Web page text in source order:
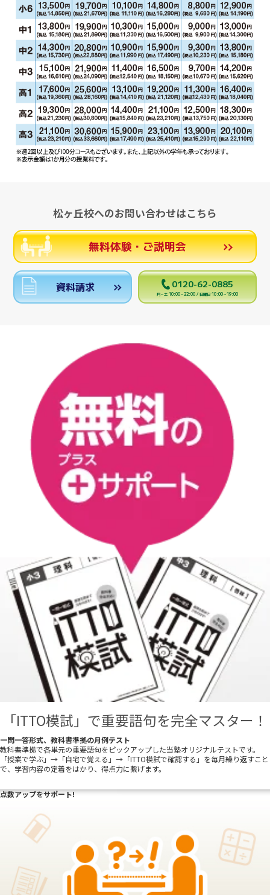
松ヶ丘校へのお問い合わせはこちら
無料体験・ご説明会
資料請求 0120-62-0885
月～土 10:00～22:00 / 日曜日 10:00～19:00
「ITTO模試」で重要語句を完全マスター！
一問一答形式、教科書準拠の月例テスト
教科書準拠で各単元の重要語句をピックアップした当塾オリジナルテストです。
「授業で学ぶ」→「自宅で覚える」→「ITTO模試で確認する」を毎月繰り返すこと
で、学習内容の定着をはかり、得点力に繋げます。
点数アップをサポート!